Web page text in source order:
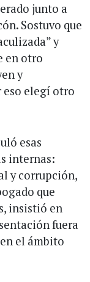
junto a
Sostuvo que
y
en otro
y
elegí otro
esas
internas:
y corrupción,
que
insistió en
fuera
el ámbito